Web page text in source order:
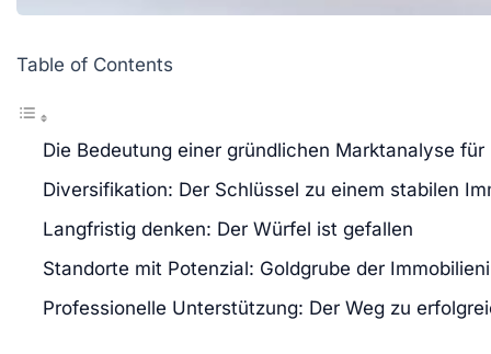
Table of Contents
Die Bedeutung einer gründlichen Marktanalyse
Diversifikation: Der Schlüssel zu einem stabilen
Langfristig denken: Der Würfel ist gefallen
Standorte mit Potenzial: Goldgrube der
Professionelle Unterstützung: Der Weg zu